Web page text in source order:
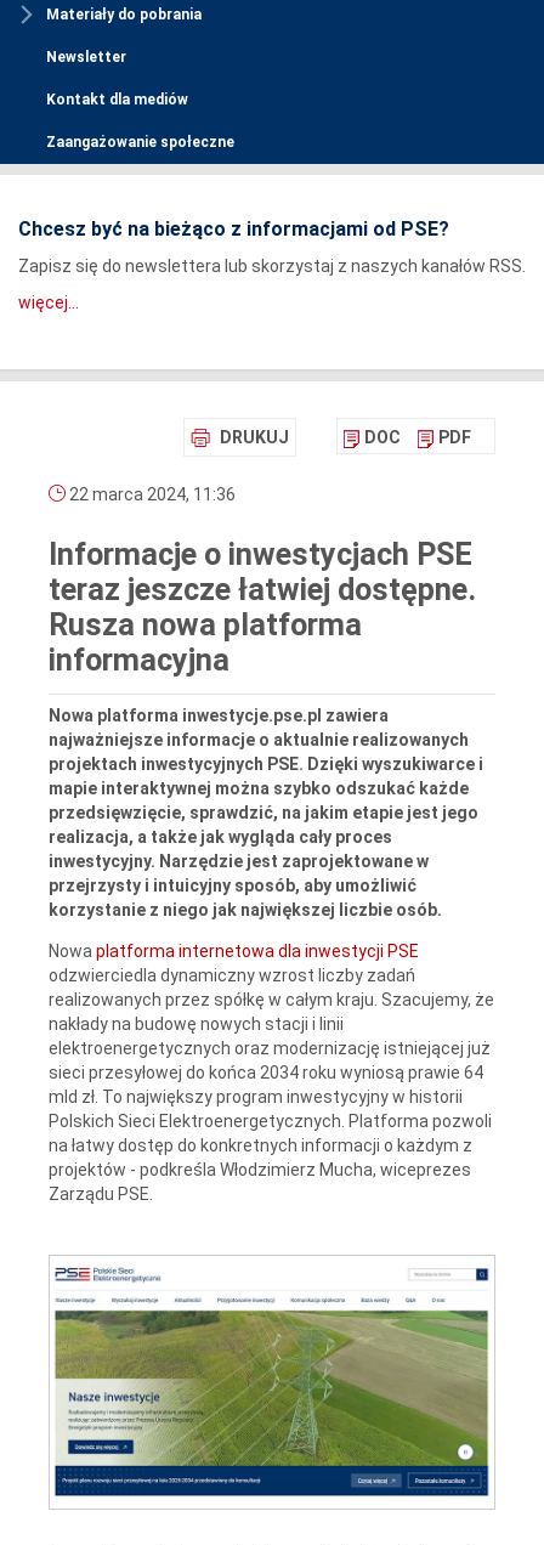
Materiały do pobrania
Newsletter
Kontakt dla mediów
Zaangażowanie społeczne
Chcesz być na bieżąco z informacjami od PSE?
Zapisz się do newslettera lub skorzystaj z naszych kanałów RSS.
więcej...
DRUKUJ DOC PDF
22 marca 2024, 11:36
Informacje o inwestycjach PSE
teraz jeszcze łatwiej dostępne.
Rusza nowa platforma
informacyjna
Nowa platforma inwestycje.pse.pl zawiera
najważniejsze informacje o aktualnie realizowanych
projektach inwestycyjnych PSE. Dzięki wyszukiwarce i
mapie interaktywnej można szybko odszukać każde
przedsięwzięcie, sprawdzić, na jakim etapie jest jego
realizacja, a także jak wygląda cały proces
inwestycyjny. Narzędzie jest zaprojektowane w
przejrzysty i intuicyjny sposób, aby umożliwić
korzystanie z niego jak największej liczbie osób.
Nowa platforma internetowa dla inwestycji PSE
odzwierciedla dynamiczny wzrost liczby zadań
realizowanych przez spółkę w całym kraju. Szacujemy, że
nakłady na budowę nowych stacji i linii
elektroenergetycznych oraz modernizację istniejącej już
sieci przesyłowej do końca 2034 roku wyniosą prawie 64
mld zł. To największy program inwestycyjny w historii
Polskich Sieci Elektroenergetycznych. Platforma pozwoli
na łatwy dostęp do konkretnych informacji o każdym z
projektów - podkreśla Włodzimierz Mucha, wiceprezes
Zarządu PSE.